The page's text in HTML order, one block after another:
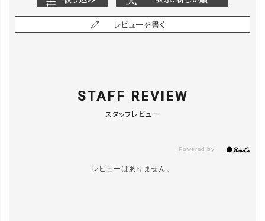
レビューを書く
STAFF REVIEW
スタッフレビュー
レビューはありません。